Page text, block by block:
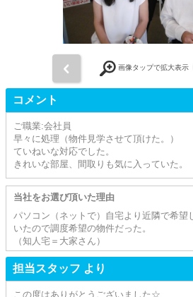
画像タップで拡大表示
コメント
ご職業:会社員
早々に処理（物件見学させて頂けた。）
ていねいな対応でした。
きれいな部屋、間取りも気に入っていた。
当社をお選び頂いた理由
パソコン（ネットで）自宅より近隣で希望
いたので調度希望の物件だった。
（知人宅＝大家さん）
担当スタッフ より
この度はありがとうございました☆